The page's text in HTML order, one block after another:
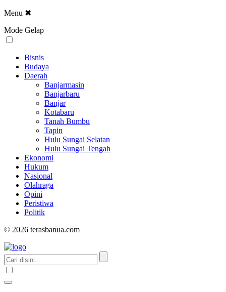
Menu ✖
Mode Gelap
Bisnis
Budaya
Daerah
Banjarmasin
Banjarbaru
Banjar
Kotabaru
Tanah Bumbu
Tapin
Hulu Sungai Selatan
Hulu Sungai Tengah
Ekonomi
Hukum
Nasional
Olahraga
Opini
Peristiwa
Politik
© 2026 terasbanua.com